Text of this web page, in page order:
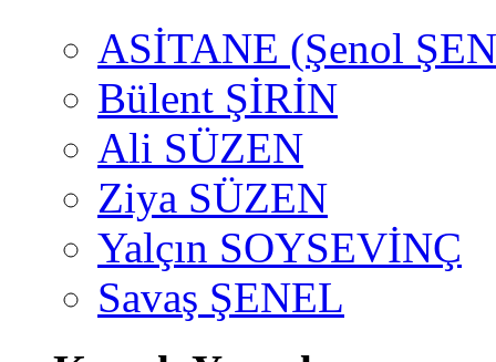
ASİTANE (Şenol
Bülent ŞİRİN
Ali SÜZEN
Ziya SÜZEN
Yalçın SOYSEVİNÇ
Savaş ŞENEL